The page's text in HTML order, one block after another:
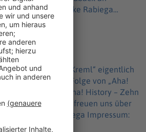
Datenschutz:
WELT-DIGITAL.html
Aber was ist „der Kreml“ eigentlich
dreht sich diese Folge von „Aha!
History – Zehn
freuen uns über